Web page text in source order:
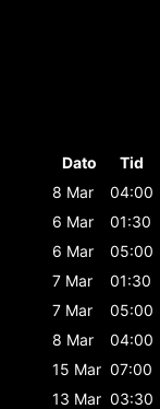
Dato
Tid
8 Mar
04:00
6 Mar
01:30
6 Mar
05:00
7 Mar
01:30
7 Mar
05:00
8 Mar
04:00
15 Mar 07:00
13 Mar 03:30